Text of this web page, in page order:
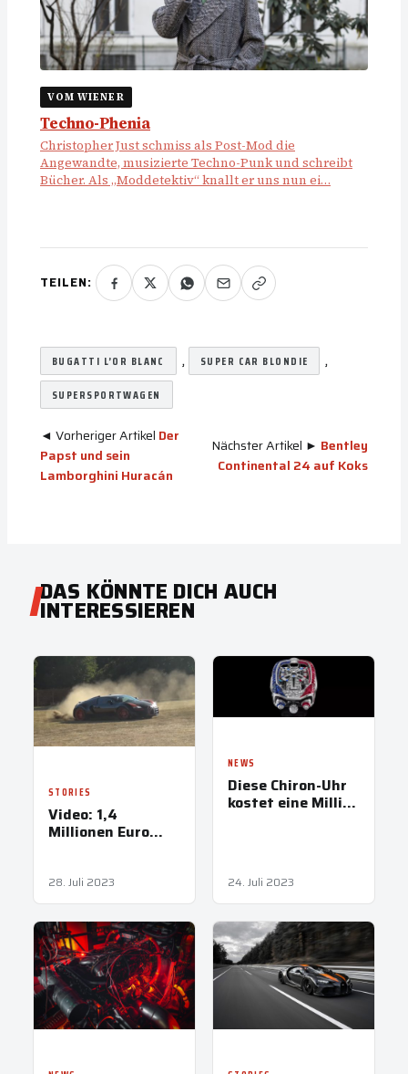
VOM WIENER
Techno-Phenia
Christopher Just schmiss als Post-Mod die
Angewandte, musizierte Techno-Punk und schreibt
Bücher. Als „Mod­detektiv“ knallt er uns nun ei…
TEILEN:
BUGATTI L’OR BLANC , SUPER CAR BLONDIE ,
SUPERSPORTWAGEN
◄ Vorheriger Artikel Der
Papst und sein
Lamborghini Huracán
Nächster Artikel ► Bentley
Continental 24 auf Koks
DAS KÖNNTE DICH AUCH
INTERESSIEREN
STORIES
Video: 1,4
Millionen Euro
RALLY Stage!
28. Juli 2023
NEWS
Diese Chiron-Uhr
kostet eine Million
24. Juli 2023